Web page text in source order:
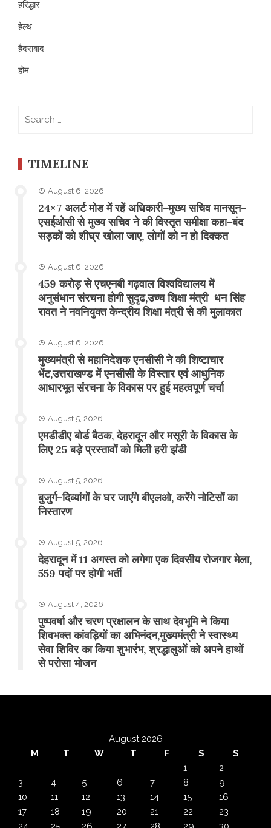
हरिद्धार
हेल्थ
हैदराबाद
होम
TIMELINE
August 6, 2026
24×7 अलर्ट मोड में रहें अधिकारी-मुख्य सचिव मानसून-
एसईओसी से मुख्य सचिव ने की विस्तृत समीक्षा कहा-बंद
सड़कों को शीघ्र खोला जाए, लोगों को न हो दिक्कत
August 6, 2026
459 करोड़ से एचएनबी गढ़वाल विश्वविद्यालय में
अनुसंधान संरचना होगी सुदृढ,उच्च शिक्षा मंत्री धन सिंह
रावत ने नवनियुक्त केन्द्रीय शिक्षा मंत्री से की मुलाकात
August 6, 2026
मुख्यमंत्री से महानिदेशक एनसीसी ने की शिष्टाचार
भेंट,उत्तराखण्ड में एनसीसी के विस्तार एवं आधुनिक
आधारभूत संरचना के विकास पर हुई महत्वपूर्ण चर्चा
August 5, 2026
एमडीडीए बोर्ड बैठक, देहरादून और मसूरी के विकास के
लिए 25 बड़े प्रस्तावों को मिली हरी झंडी
August 5, 2026
बुजुर्ग-दिव्यांगों के घर जाएंगे बीएलओ, करेंगे नोटिसों का
निस्तारण
August 5, 2026
​देहरादून में 11 अगस्त को लगेगा एक दिवसीय रोजगार मेला,
559 पदों पर होगी भर्ती
August 4, 2026
पुष्पवर्षा और चरण प्रक्षालन के साथ देवभूमि ने किया
शिवभक्त कांवड़ियों का अभिनंदन,मुख्यमंत्री ने स्वास्थ्य
सेवा शिविर का किया शुभारंभ, श्रद्धालुओं को अपने हाथों
से परोसा भोजन
August 2026
M
T W T F S
S
1
2
3
4 5 6 7 8
9
10
11 12 13 14 15
16
17
18 19 20 21 22
23